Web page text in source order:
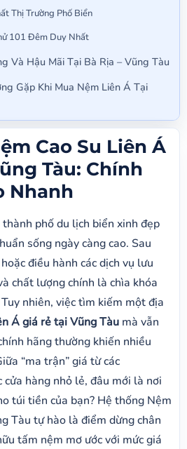
Thị Trường Phố Biển
101 Đêm Duy Nhất
Và Hậu Mãi Tại Bà Rịa – Vũng Tàu
Gặp Khi Mua Nệm Liên Á Tại
Cao Su Liên Á
Tàu: Chính
Nhanh
phố du lịch biển xinh đẹp
sống ngày càng cao. Sau
điều hành các dịch vụ lưu
chất lượng chính là chìa khóa
nhiên, việc tìm kiếm một địa
Á giá rẻ tại Vũng Tàu mà vẫn
hãng thường khiến nhiều
“ma trận” giá từ các
hàng nhỏ lẻ, đâu mới là nơi
túi tiền của bạn? Hệ thống Nệm
Tàu tự hào là điểm dừng chân
tấm nệm mơ ước với mức giá